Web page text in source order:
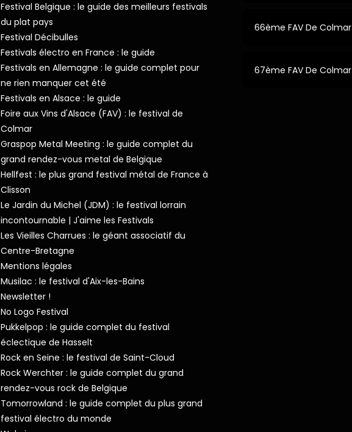
Festival Belgique : le guide des meilleurs festivals
du plat pays
Festival Décibulles
Festivals électro en France : le guide
Festivals en Allemagne : le guide complet pour
ne rien manquer cet été
Festivals en Alsace : le guide
Foire aux Vins d'Alsace (FAV) : le festival de
Colmar
Graspop Metal Meeting : le guide complet du
grand rendez-vous metal de Belgique
Hellfest : le plus grand festival métal de France à
Clisson
Le Jardin du Michel (JDM) : le festival lorrain
incontournable | J'aime les Festivals
Les Vieilles Charrues : le géant associatif du
Centre-Bretagne
Mentions légales
Musilac : le festival d'Aix-les-Bains
Newsletter !
No Logo Festival
Pukkelpop : le guide complet du festival
éclectique de Hasselt
Rock en Seine : le festival de Saint-Cloud
Rock Werchter : le guide complet du grand
rendez-vous rock de Belgique
Tomorrowland : le guide complet du plus grand
festival électro du monde
66ème FAV De Colmar
67ème FAV De Colmar